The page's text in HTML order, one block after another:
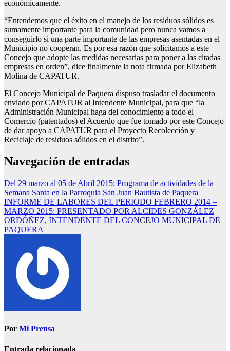
económicamente.
“Entendemos que el éxito en el manejo de los residuos sólidos es
sumamente importante para la comunidad pero nunca vamos a
conseguirlo si una parte importante de las empresas asentadas en el
Municipio no cooperan. Es por esa razón que solicitamos a este
Concejo que adopte las medidas necesarias para poner a las citadas
empresas en orden”, dice finalmente la nota firmada por Elizabeth
Molina de CAPATUR.
El Concejo Municipal de Paquera dispuso trasladar el documento
enviado por CAPATUR al Intendente Municipal, para que “la
Administración Municipal haga del conocimiento a todo el
Comercio (patentados) el Acuerdo que fue tomado por este Concejo
de dar apoyo a CAPATUR para el Proyecto Recolección y
Reciclaje de residuos sólidos en el distrito”.
Navegación de entradas
Del 29 marzo al 05 de Abril 2015: Programa de actividades de la
Semana Santa en la Parroquia San Juan Bautista de Paquera
INFORME DE LABORES DEL PERIODO FEBRERO 2014 –
MARZO 2015: PRESENTADO POR ALCIDES GONZÁLEZ
ORDÓÑEZ, INTENDENTE DEL CONCEJO MUNICIPAL DE
PAQUERA
Por Mi Prensa
Entrada relacionada